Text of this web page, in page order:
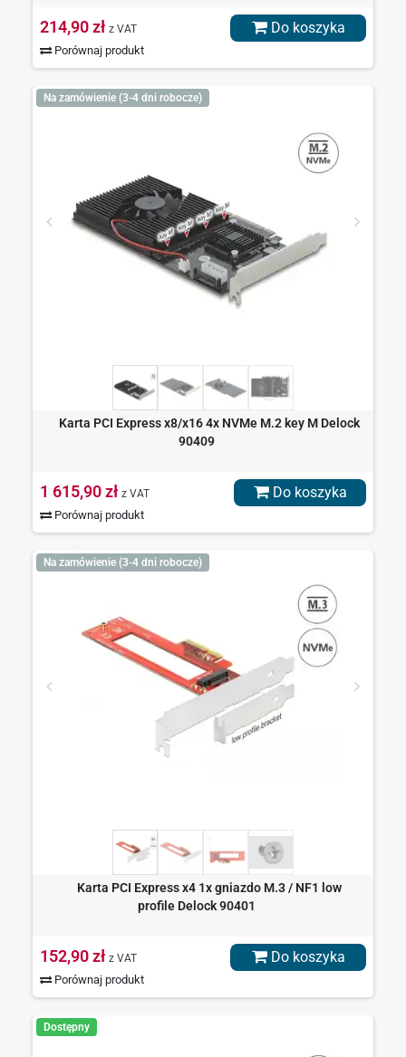
214,90 zł z VAT
Porównaj produkt
Do koszyka
Na zamówienie (3-4 dni robocze)
Karta PCI Express x8/x16 4x NVMe M.2 key M Delock
90409
1 615,90 zł z VAT
Porównaj produkt
Do koszyka
Na zamówienie (3-4 dni robocze)
Karta PCI Express x4 1x gniazdo M.3 / NF1 low
profile Delock 90401
152,90 zł z VAT
Porównaj produkt
Do koszyka
Dostępny